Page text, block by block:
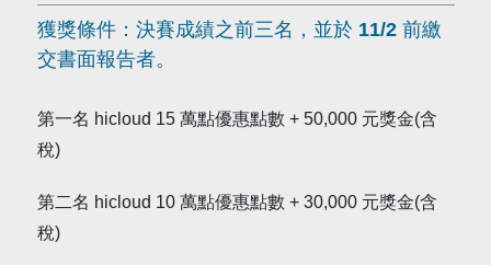
獲獎條件：決賽成績之前三名，並於 11/2 前繳
交書面報告者。
第一名 hicloud 15 萬點優惠點數 + 50,000 元獎金(含
稅)
第二名 hicloud 10 萬點優惠點數 + 30,000 元獎金(含
稅)